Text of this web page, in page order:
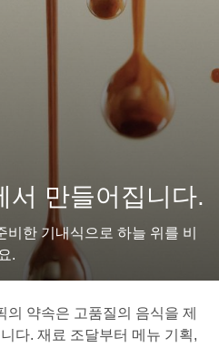
서 만들어집니다.
한 기내식으로 하늘 위를 비
.
약속은 고품질의 음식을 제
다. 재료 조달부터 메뉴 기획,